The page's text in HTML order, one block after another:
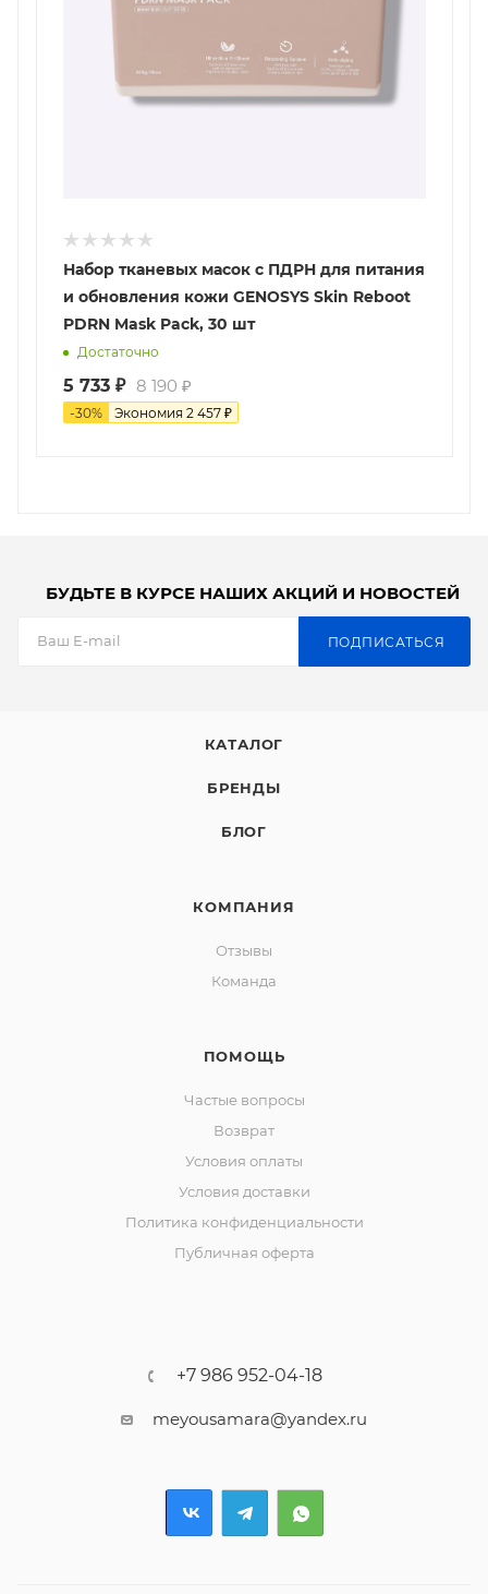
Набор тканевых масок с ПДРН для питания
и обновления кожи GENOSYS Skin Reboot
PDRN Mask Pack, 30 шт
Достаточно
5 733 ₽ 8 190 ₽
-30% Экономия 2 457 ₽
БУДЬТЕ В КУРСЕ НАШИХ АКЦИЙ И НОВОСТЕЙ
ПОДПИСАТЬСЯ
КАТАЛОГ
БРЕНДЫ
БЛОГ
КОМПАНИЯ
Отзывы
Команда
ПОМОЩЬ
Частые вопросы
Возврат
Условия оплаты
Условия доставки
Политика конфиденциальности
Публичная оферта
+7 986 952-04-18
meyousamara@yandex.ru